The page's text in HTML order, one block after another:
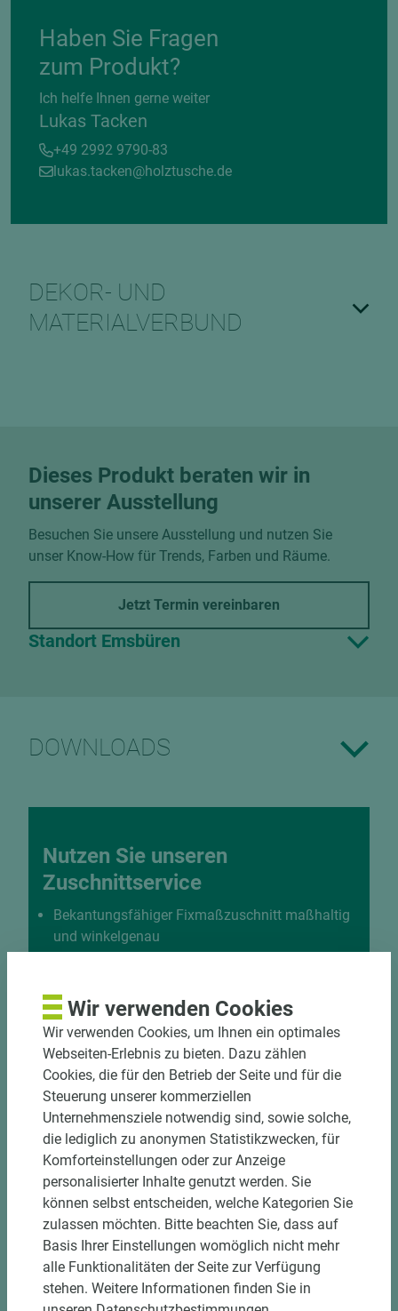
Haben Sie Fragen
zum Produkt?
Ich helfe Ihnen gerne weiter
Lukas Tacken
+49 2992 9790-83
lukas.tacken@holztusche.de
DEKOR- UND
MATERIALVERBUND
Dieses Produkt beraten wir in
unserer Ausstellung
Besuchen Sie unsere Ausstellung und nutzen Sie
unser Know-How für Trends, Farben und Räume.
Jetzt Termin vereinbaren
Standort Emsbüren
DOWNLOADS
Nutzen Sie unseren
Zuschnittservice
Bekantungsfähiger Fixmaßzuschnitt maßhaltig
und winkelgenau
Hohe und präzise Leistung durch
Einzelteiletikettierung auf Wunsch möglich
Materialschonende und kundengerechte
Verpackung der Fixmaße
Jetzt Zuschnitt anfragen
Wir verwenden Cookies
Wir verwenden Cookies, um Ihnen ein optimales
Webseiten-Erlebnis zu bieten. Dazu zählen
Cookies, die für den Betrieb der Seite und für die
Steuerung unserer kommerziellen
Unternehmensziele notwendig sind, sowie solche,
die lediglich zu anonymen Statistikzwecken, für
Komforteinstellungen oder zur Anzeige
personalisierter Inhalte genutzt werden. Sie
können selbst entscheiden, welche Kategorien Sie
zulassen möchten. Bitte beachten Sie, dass auf
Basis Ihrer Einstellungen womöglich nicht mehr
alle Funktionalitäten der Seite zur Verfügung
stehen. Weitere Informationen finden Sie in